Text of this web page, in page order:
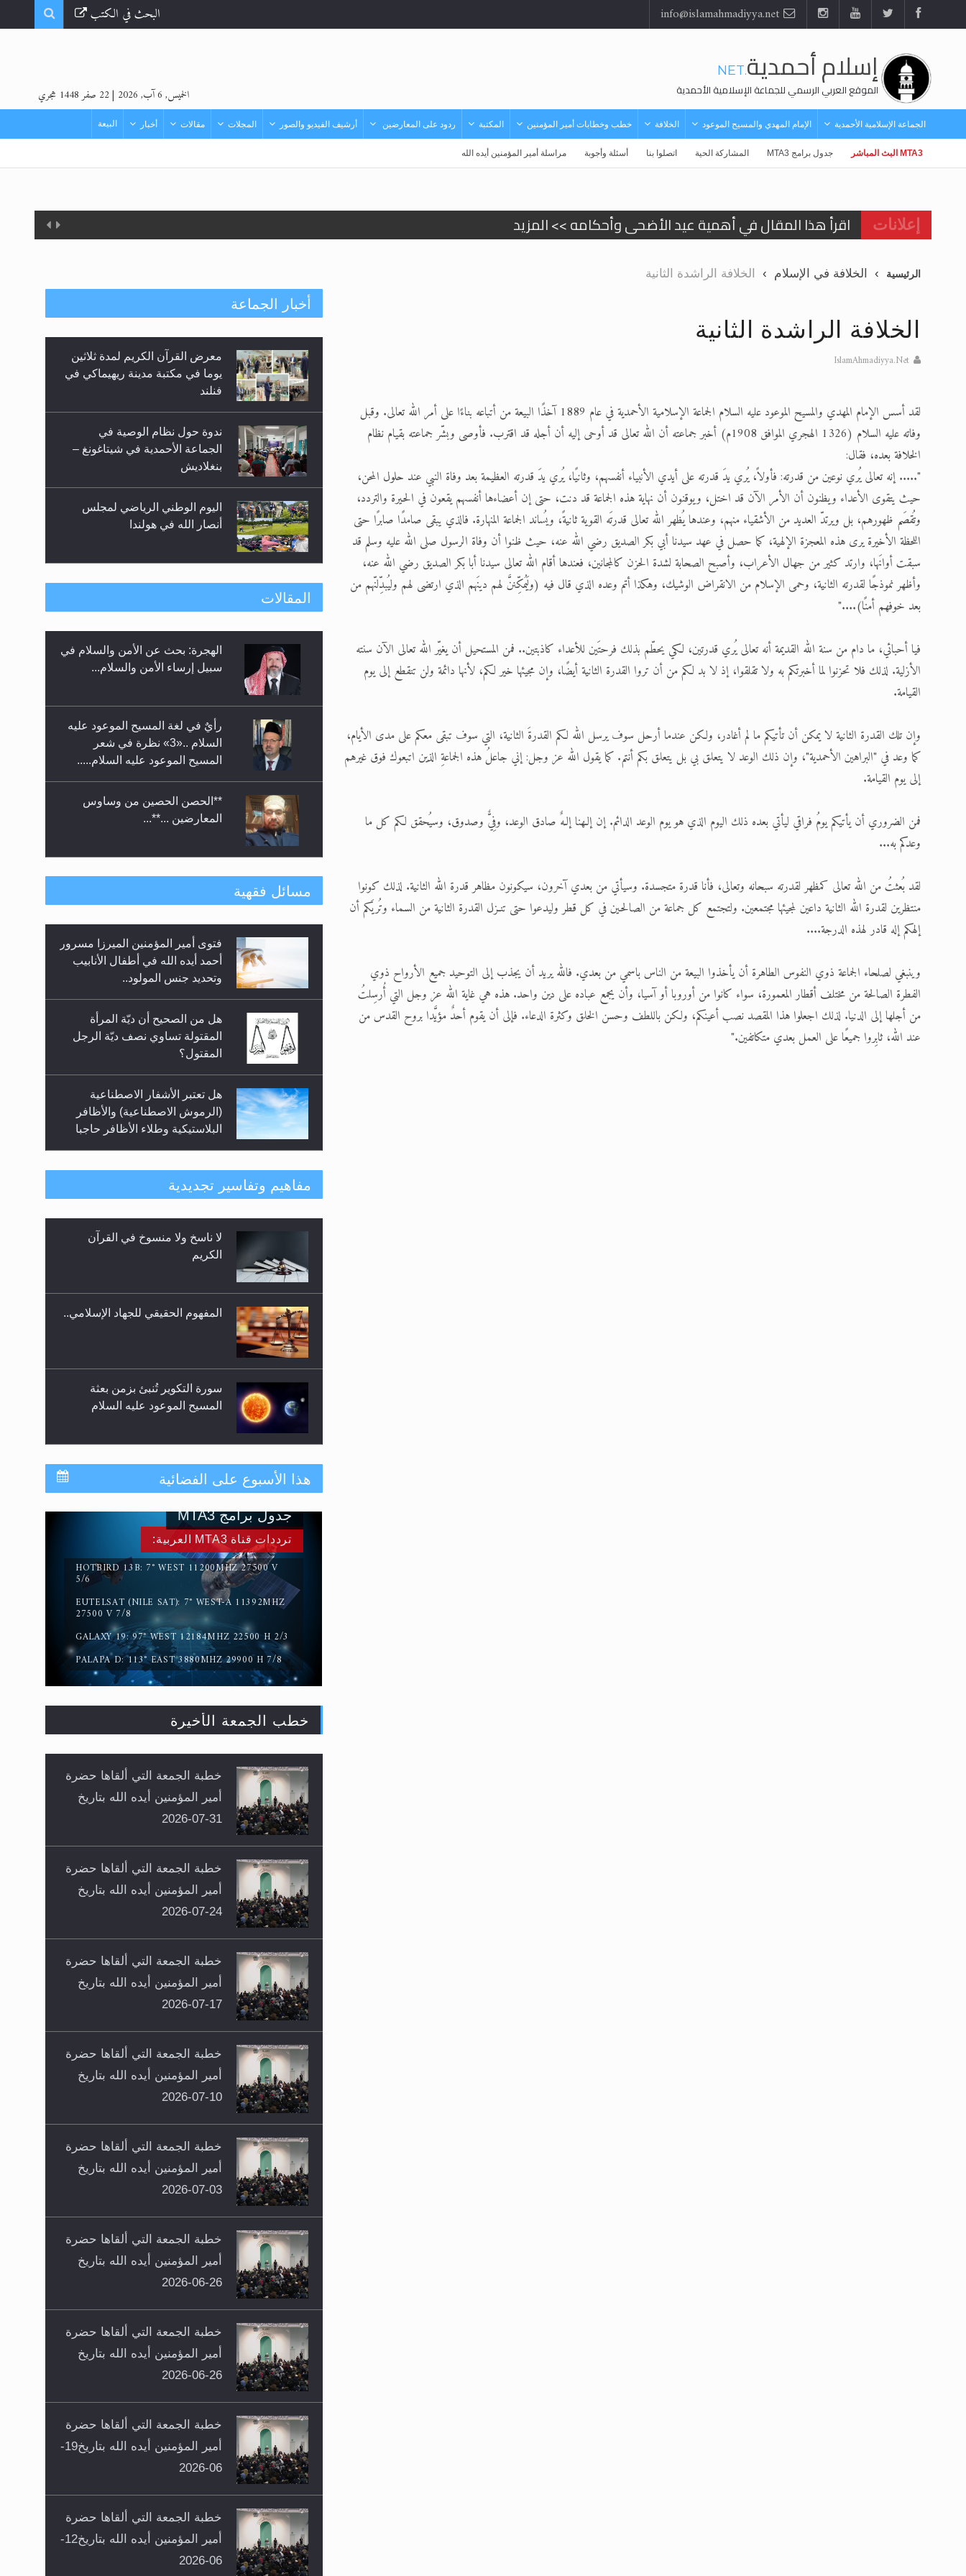
البحث في الكتب
إسلام أحمدية.NET
الموقع العربي الرسمي للجماعة الإسلامية الأحمدية الخميس, 6 آب, 2026 |22 صفر 1448 هجري
الجماعة الإسلامية الأحمدية الإمام المهدي والمسيح الموعود الخلافة خطب وخطابات أمير المؤمنين المكتبة ردود على المعارضين أرشيف الفيديو والصور المجلات مقالات أخبار البيعة
جدول برامج MTA3 المشاركة الحية اتصلوا بنا أسئلة وأجوبة مراسلة أمير المؤمنين أيده الله
إعلانات
اقرأ هذا المقال في أهمية عيد الأضحى وأحكامه >> المزيد
الحجّ.. دلالات، حِكم، وأهداف >> المزيد
تعميم هامّ لأفراد الجماعة >> المزيد
تعميم هامّ لأفراد الجماعة >> المزيد
إعلان هامّ بخصوص الرسائل المرسلة إلى حضرة امير المؤمنين أيده الله والمكتب العربي >> المزيد
للانتقال إلى كافة الردود على القمص زكريا يطرس وأعداء الإسلام اضغط هنا >> المزيد
اقرأ هذا الكتاب وتعرّف على حقيقة الإسراء والمعراج >> المزيد
عرض مصوَّر لأقوال المستشرقين في خاتم النبيين صلى الله عليه وسلم >> المزيد
الحجّ.. دلالات، حِكم، وأهداف >> المزيد
الرئيسية الخلافة في الإسلام الخلافة الراشدة الثانية
الخلافة الراشدة الثانية
IslamAhmadiyya.Net
لقد أسس الإمام المهدي والمسيح الموعود عليه السلام الجماعة الإسلامية الأحمدية في عام 1889 آخذًا البيعة من أتباعه بناءًا على أمر الله تعالى. وقبل
وفاته عليه السلام (1326 الهجري الموافق 1908م) أخبر جماعته أن الله تعالى قد أوحى إليه أن أجله قد اقترب. فأوصى وبشّر جماعته بقيام نظام
الخلافة بعده، فقال:
"..... إنه تعالى يُري نوعين من قدرته: فأولاً، يُري يدَ قدرته على أيدي الأنبياء أنفسهم، وثانيًا، يُري يدَ قدرته العظيمة بعد وفاة النبي عند حلول المحن،
حيث يتقوى الأعداء ويظنون أن الأمر الآن قد اختل، ويوقنون أن نهاية هذه الجماعة قد دنت، حتى إن أعضاءها أنفسهم يقعون في الحيرة والتردد،
وتُقصَم ظهورهم، بل ويرتدّ العديد من الأشقياء منهم، وعندها يُظهر الله تعالى قدرتَه القوية ثانيةً، ويُساند الجماعة المنهارة. فالذي يبقى صامدًا صابرًا حتى
اللحظة الأخيرة يرى هذه المعجزة الإلهية، كما حصل في عهد سيدنا أبي بكر الصديق رضي الله عنه، حيث ظنوا أن وفاة الرسول صلى الله عليه وسلم قد
سبقت أوانَها، وارتد كثير من جهال الأعراب، وأصبح الصحابة لشدة الحزن كالمجانين، فعندها أقام الله تعالى سيدنا أبا بكر الصديق رضي الله عنه،
وأظهر نموذجًا لقدرته الثانية، وحمى الإسلام من الانقراض الوشيك، وهكذا أتم وعده الذي قال فيه (ولَيُمكِّننَّ لهم دينَهم الذي ارتضى لهم وليُبدِّلنّهم من
بعد خوفهم أمنًا)...."
فيا أحبائي، ما دام من سنة الله القديمة أنه تعالى يُري قدرتين، لكي يحطّم بذلك فرحتَين للأعداء كاذبتين.. فمن المستحيل أن يغيّر الله تعالى الآن سنته
الأزلية. لذلك فلا تحزنوا لما أخبرتكم به ولا تقلقوا، إذ لا بد لكم من أن تروا القدرة الثانية أيضًا، وإن مجيئها خير لكم، لأنها دائمة ولن تنقطع إلى يوم
القيامة.
وإن تلك القدرة الثانية لا يمكن أن تأتيكم ما لم أغادر، ولكن عندما أرحل سوف يرسل الله لكم القدرةَ الثانية، التي سوف تبقى معكم على مدى الأيام،
كما وعد في "البراهين الأحمدية"، وإن ذلك الوعد لا يتعلق بي بل يتعلق بكم أنتم. كما يقول الله عز وجل: إني جاعلُ هذه الجماعةِ الذين اتبعوك فوق غيرهم
إلى يوم القيامة.
فمن الضروري أن يأتيكم يومُ فراقي ليأتي بعده ذلك اليوم الذي هو يوم الوعد الدائم. إن إلـهنا إلـهٌ صادق الوعد، وفِيٌّ وصدوق، وسيُحقق لكم كل ما
وعدكم به...
لقد بُعثتُ من الله تعالى كمظهر لقدرته سبحانه وتعالى، فأنا قدرة متجسدة. وسيأتي من بعدي آخرون، سيكونون مظاهر قدرة الله الثانية. لذلك كونوا
منتظرين لقدرة الله الثانية داعين لمجيئها مجتمعين. ولتجتمع كل جماعة من الصالحين في كل قطر وليدعوا حتى تنـزل القدرة الثانية من السماء وتُريَكم أن
إلهكم إله قادر لهذه الدرجة....
وينبغي لصلحاء الجماعة ذوي النفوس الطاهرة أن يأخذوا البيعة من الناس باسمي من بعدي. فالله يريد أن يجذب إلى التوحيد جميع الأرواح ذوي
الفطرة الصالحة من مختلف أقطار المعمورة، سواء كانوا من أوروبا أو آسيا، وأن يجمع عباده على دين واحد. هذه هي غاية الله عز وجل التي أُرسِلتُ
من أجلها إلى الدنيا. لذلك اجعلوا هذا المقصد نصب أعينكم، ولكن باللطف وحسن الخلق وكثرة الدعاء. فإلى أن يقوم أحدٌ مؤيَّدا بروح القدس من
عند الله، ثابِروا جميعًا على العمل بعدي متكاتفين."
أخبار الجماعة
معرض القرآن الكريم لمدة ثلاثين
يوما في مكتبة مدينة ريهيماكي في
فنلند
ندوة حول نظام الوصية في
الجماعة الأحمدية في شيتاغونغ –
بنغلاديش
اليوم الوطني الرياضي لمجلس
أنصار الله في هولندا
إتمام حفظ القرآن الكريم لثلاثة
حفل توزيع الشهادات في الجامعة
الأحمدية بنيجيريا لعام 2025
المقالات
الهجرة: بحث عن الأمن والسلام في
سبيل إرساء الأمن والسلام...
رأيٌ في لغة المسيح الموعود عليه
السلام ..«3» نظرة في شعر
المسيح الموعود عليه السلام.....
**الحصن الحصين من وساوس
المعارضين ...**...
متطلَّبات التّحريك الجديد...
رأيٌ في لغة المسيح الموعود عليه
السلام.. 4...
مسائل فقهية
فتوى أمير المؤمنين الميرزا مسرور
أحمد أيده الله في أطفال الأنابيب
وتحديد جنس المولود..
هل من الصحيح أن ديّة المرأة
المقتولة تساوي نصف ديّة الرجل
المقتول؟
هل تعتبر الأشفار الاصطناعية
(الرموش الاصطناعية) والأظافر
البلاستيكية وطلاء الأظافر حاجبا
هل يُحسب حول الزكاة وفق السنة
الميلادية أو الهجرية؟
هل يجوز فتح مشروع كوافير نسائي
للمحجبات وغير المحجبات؟
مفاهيم وتفاسير تجديدية
لا ناسخ ولا منسوخ في القرآن
الكريم
المفهوم الحقيقي للجهاد الإسلامي..
سورة التكوير تُنبئ بزمن بعثة
المسيح الموعود عليه السلام
حقيقة المسيح الدجال
القرآن قاضٍ وحكمٌ على السنة
ومهيمنٌ عليها.. ليس العكس
هذا الأسبوع على الفضائية
ترددات قناة MTA3 العربية:
HOTBIRD 13B: 7° WEST 11200MHZ 27500 V
5/6
EUTELSAT (NILE SAT): 7° WEST-A 11392MHZ
27500 V 7/8
GALAXY 19: 97° WEST 12184MHZ 22500 H 2/3
PALAPA D: 113° EAST 3880MHZ 29900 H 7/8
جدول برامج MTA3
خطب الجمعة الأخيرة
خطبة الجمعة التي ألقاها حضرة
أمير المؤمنين أيده الله بتاريخ
31-07-2026
خطبة الجمعة التي ألقاها حضرة
أمير المؤمنين أيده الله بتاريخ
24-07-2026
خطبة الجمعة التي ألقاها حضرة
أمير المؤمنين أيده الله بتاريخ
17-07-2026
خطبة الجمعة التي ألقاها حضرة
أمير المؤمنين أيده الله بتاريخ
10-07-2026
خطبة الجمعة التي ألقاها حضرة
أمير المؤمنين أيده الله بتاريخ
03-07-2026
خطبة الجمعة التي ألقاها حضرة
أمير المؤمنين أيده الله بتاريخ
26-06-2026
خطبة الجمعة التي ألقاها حضرة
أمير المؤمنين أيده الله بتاريخ
26-06-2026
خطبة الجمعة التي ألقاها حضرة
أمير المؤمنين أيده الله بتاريخ19-
06-2026
خطبة الجمعة التي ألقاها حضرة
أمير المؤمنين أيده الله بتاريخ12-
06-2026